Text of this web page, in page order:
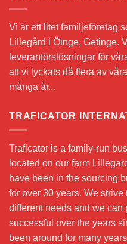
Vi är ett litet familjeföretag
Lillegård i Öinge, Getinge.
leverantörslösningar för
att vi lyckats då flera av
många år...
TRAFICATOR
Traficator is a family-run
located on our farm
have been in the sourcing
for over 30 years. We
different needs and we can
successful over the years
been around for many